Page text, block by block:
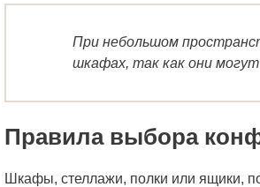
При небольшом
шкафах, так как они могут
Правила выбора
Шкафы, стеллажи, полки или ящики,